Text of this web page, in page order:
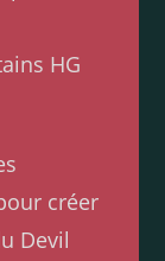
HG
créer
Devil